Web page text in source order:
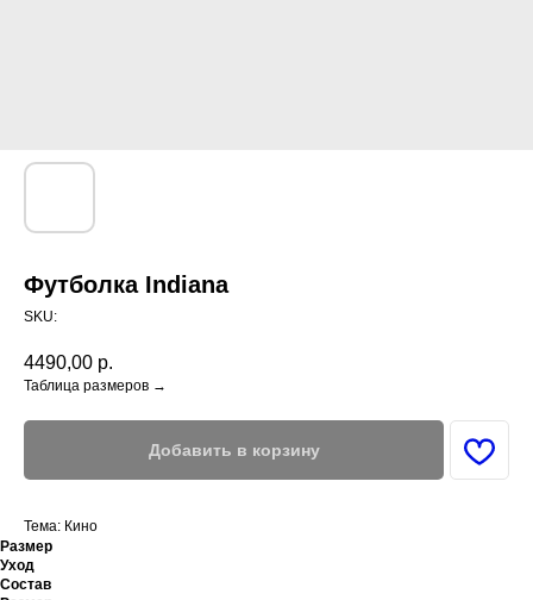
Футболка Indiana
SKU:
4490,00 р.
Таблица размеров →
Добавить в корзину
Тема: Кино
Размер
Уход
Состав